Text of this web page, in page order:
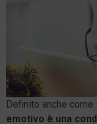
Definito anche
emotivo è una